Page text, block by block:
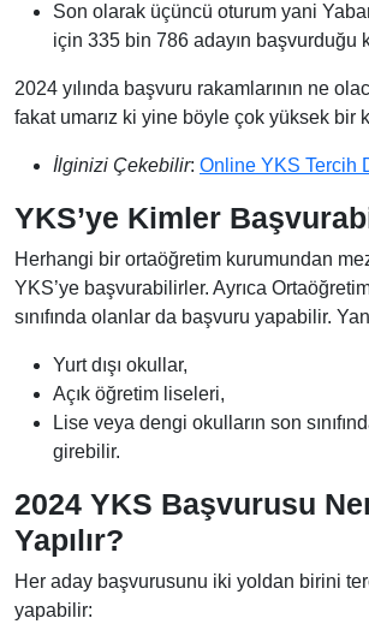
Son olarak üçüncü oturum yani
için 335 bin 786 adayın başvurduğu
2024 yılında başvuru rakamlarının ne
fakat umarız ki yine böyle çok yüksek bir
İlginizi Çekebilir: Online YKS Tercih
YKS’ye Kimler
Herhangi bir ortaöğretim kurumundan
YKS’ye başvurabilirler. Ayrıca
sınıfında olanlar da başvuru yapabilir.
Yurt dışı okullar,
Açık öğretim liseleri,
Lise veya dengi okulların son
girebilir.
2024 YKS Başvurusu
Yapılır?
Her aday başvurusunu iki yoldan birini
yapabilir: